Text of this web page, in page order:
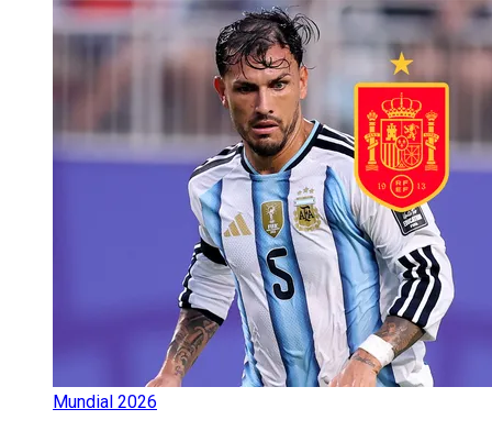
Mundial 2026